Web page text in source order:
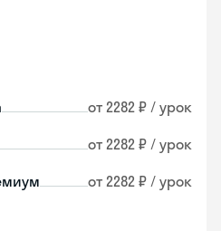
от 2282 ₽ / урок
от 2282 ₽ / урок
от 2282 ₽ / урок